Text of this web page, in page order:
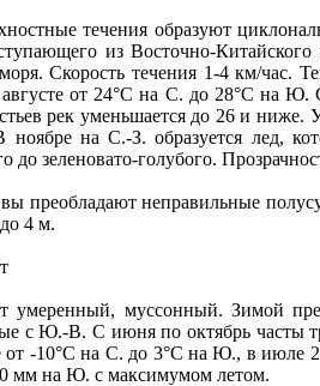
течения образуют
из Восточно-
Скорость течения 1-4 км/
от 24°С на С. до 28°С на Ю.
рек уменьшается до 26 и ниже.
ноябре на С.-З. образуется лед,
до зеленовато-голубого.
преобладают неправильные
4 м.
умеренный, муссонный. Зимой
с Ю.-В. С июня пo октябрь часты
от -10°С на С. до 3°С на Ю., в июле
мм на Ю. с максимумом летом.